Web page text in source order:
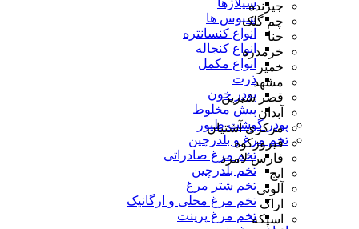
سیلاژها
سبوس ها
انواع کنسانتره
انواع کنجاله
انواع مکمل
ذرت
پودر خون
پیش مخلوط
پودر گوشت طیور
تخم مرغ و بلدرچین
تخم مرغ صادراتی
تخم بلدرچین
تخم شتر مرغ
تخم مرغ محلی و ارگانیک
تخم مرغ پرینت
جیرنده
چم گلک
حنا
خرمدره
خمیر
مشهد
قصر شیرین
آبدان
مرکزی آشتیان
فیروزکوه
فارس لامرد
ایج
آلونی
اراک
اسپکه